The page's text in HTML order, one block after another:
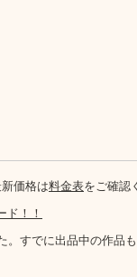
価格は料金表をご確認
！！
。すでに出品中の作品